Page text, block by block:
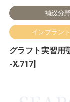
補綴分
インプラン
グラフト実習用
-X.717]